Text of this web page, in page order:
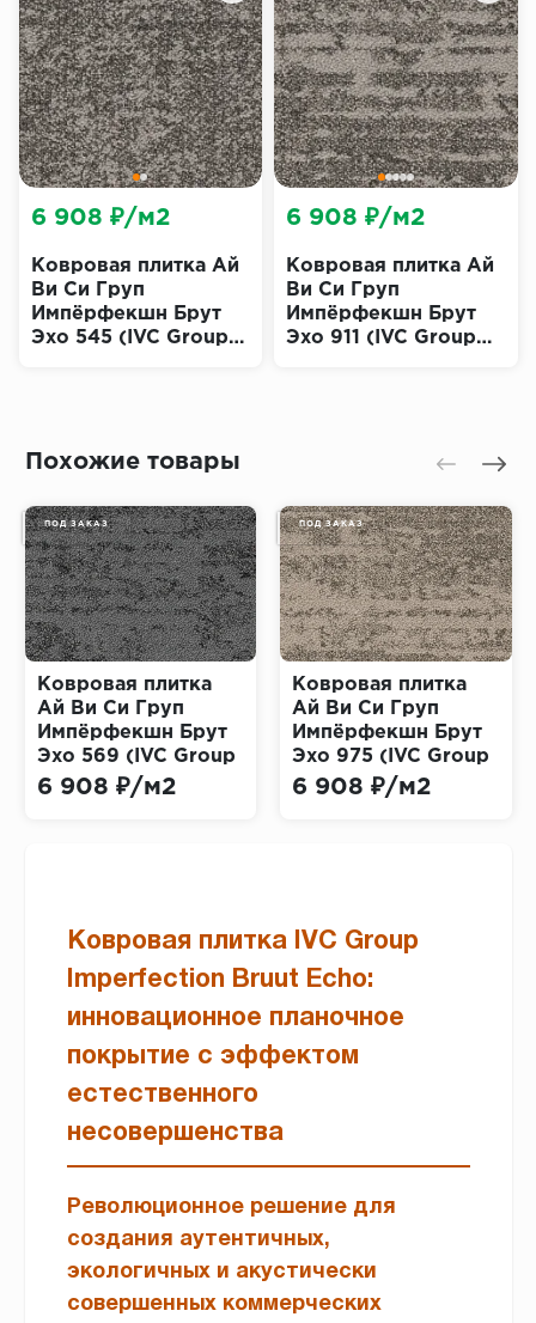
Ковровая плитка Ай
Ви Си Груп
Импёрфекшн Брут
Эхо 545 (IVC Group
6 908 ₽/м2
Ковровая плитка Ай
Ви Си Груп
Импёрфекшн Брут
Эхо 911 (IVC Group
6 908 ₽/м2
Похожие товары
ПОД ЗАКАЗ
Ковровая плитка
Ай Ви Си Груп
Импёрфекшн Брут
Эхо 569 (IVC Group
Imperfection Bruut
6 908 ₽/м2
ПОД ЗАКАЗ
Ковровая плитка
Ай Ви Си Груп
Импёрфекшн Брут
Эхо 975 (IVC Group
Imperfection Bruut
6 908 ₽/м2
Ковровая плитка IVC Group
Imperfection Bruut Echo:
инновационное планочное
покрытие с эффектом
естественного
несовершенства
Революционное решение для
создания аутентичных,
экологичных и акустически
совершенных коммерческих